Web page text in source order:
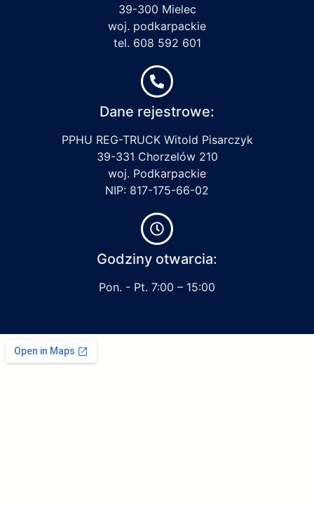
39-300 Mielec
woj. podkarpackie
tel. 608 592 601
Dane rejestrowe:
PPHU REG-TRUCK Witold Pisarczyk
39-331 Chorzelów 210
woj. Podkarpackie
NIP: 817-175-66-02
Godziny otwarcia:
Pon. - Pt. 7:00 – 15:00